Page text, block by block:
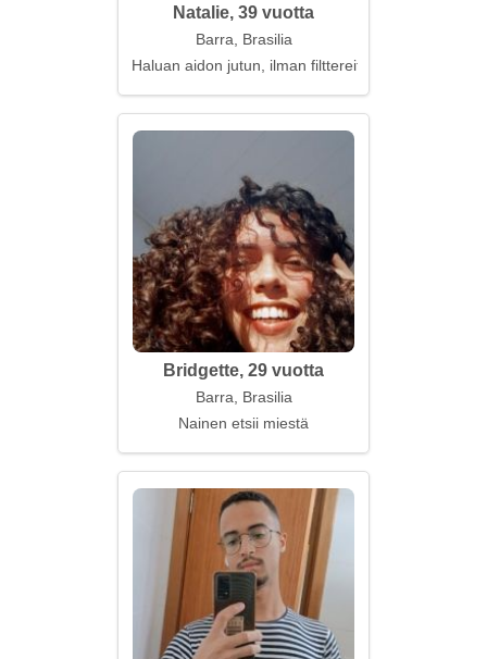
Natalie, 39 vuotta
Barra, Brasilia
Haluan aidon jutun, ilman filttereitä
Bridgette, 29 vuotta
Barra, Brasilia
Nainen etsii miestä